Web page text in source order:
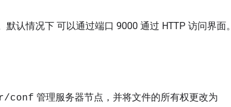
认情况下 可以通过端口 9000 通过 HTTP 访问界面。
conf 管理服务器节点，并将文件的所有权更改为